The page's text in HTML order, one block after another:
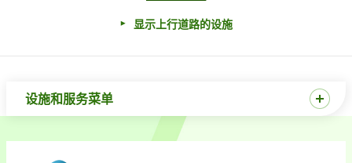
显示上行道路的设施
设施和服务菜单